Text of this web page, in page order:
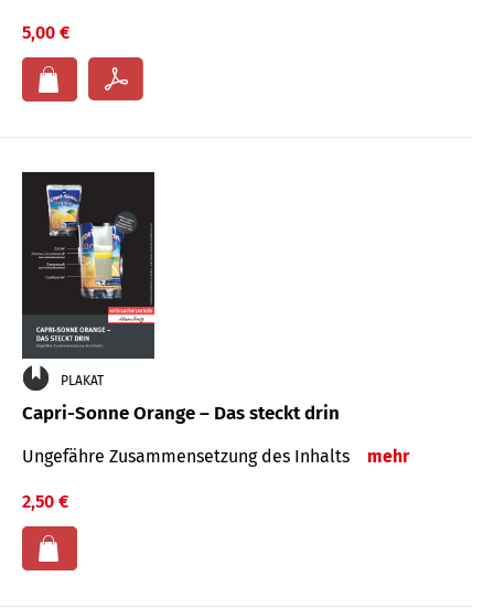
5,00 €
PLAKAT
Capri-Sonne Orange – Das steckt drin
Ungefähre Zu­sammen­setzung des Inhalts mehr
2,50 €